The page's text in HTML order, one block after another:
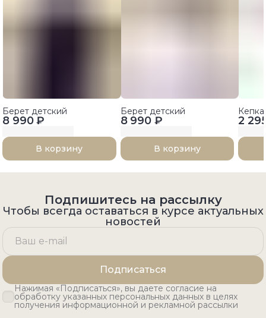
8 990 ₽
Берет детский
В корзину
8 990 ₽
Берет детский
В корзину
2
Кепка
Подпишитесь на рассылку
Чтобы всегда оставаться в курсе актуальных
новостей
Подписаться
Нажимая «Подписаться», вы даете согласие на
обработку указанных персональных данных в целях
получения информационной и рекламной рассылки